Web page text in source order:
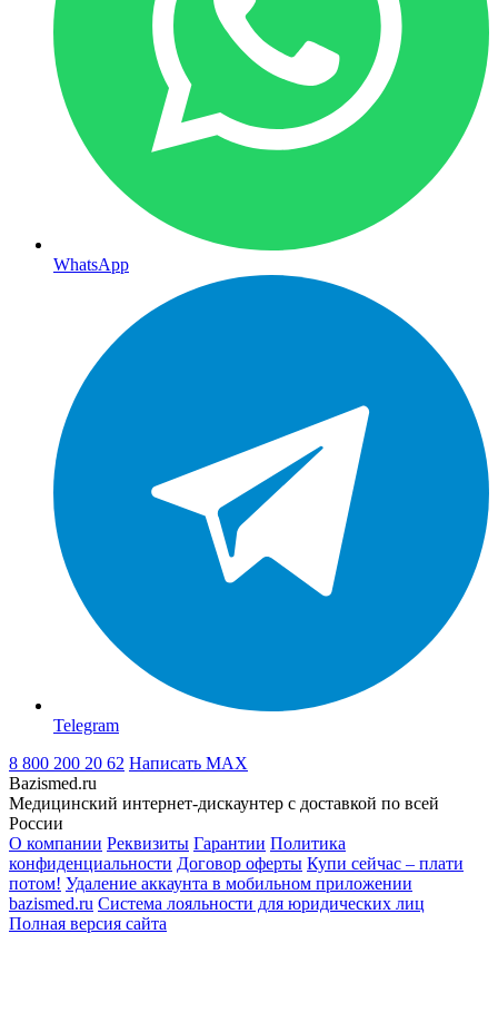
WhatsApp
Telegram
8 800 200 20 62 Написать MAX
Bazismed.ru
Медицинский интернет-дискаунтер с доставкой по всей
России
О компании Реквизиты Гарантии Политика
конфиденциальности Договор оферты Купи сейчас – плати
потом! Удаление аккаунта в мобильном приложении
bazismed.ru Система лояльности для юридических лиц
Полная версия сайта